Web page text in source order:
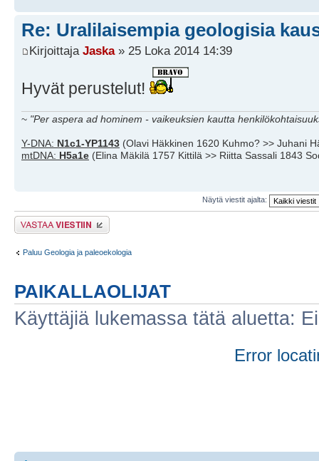
Re: Uralilaisempia geologisia
Kirjoittaja Jaska» 25 Loka 2014 14:39
Hyvät perustelut!
~ "Per aspera ad hominem - vaikeuksien kautta
Y-DNA: N1c1-YP1143 (Olavi Häkkinen 1620 Kuhmo? >> Juhani
mtDNA: H5a1e (Elina Mäkilä 1757 Kittilä >> Riitta Sassali 1843
Näytä viestit ajalta:
Lähetä vastaus
Paluu Geologia ja paleoekologia
PAIKALLAOLIJAT
Käyttäjiä lukemassa tätä aluetta:
Error